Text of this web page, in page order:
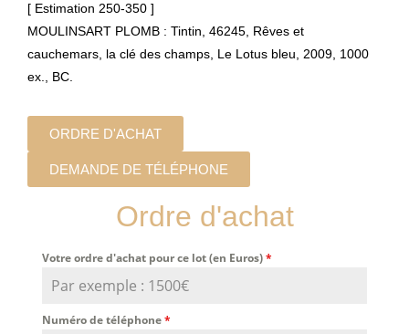
[ Estimation 250-350 ]
MOULINSART PLOMB : Tintin, 46245, Rêves et
cauchemars, la clé des champs, Le Lotus bleu, 2009, 1000
ex., BC.
ORDRE D'ACHAT
DEMANDE DE TÉLÉPHONE
Ordre d'achat
Votre ordre d'achat pour ce lot (en Euros)*
Numéro de téléphone*